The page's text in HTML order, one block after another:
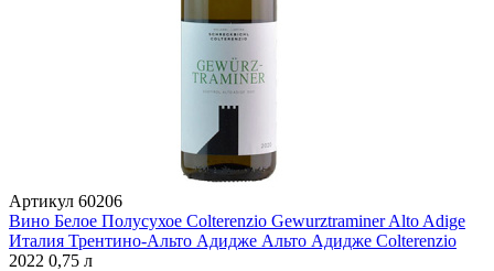
Артикул 60206
Вино Белое Полусухое Colterenzio Gewurztraminer Alto Adige
Италия Трентино-Альто Адидже Альто Адидже Colterenzio
2022 0,75 л